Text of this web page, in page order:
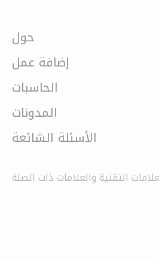
حول
إضافة عمل
الحاسبات
المدونات
الأسئلة الشائعة
التقنية والعلامات ذات الصلة